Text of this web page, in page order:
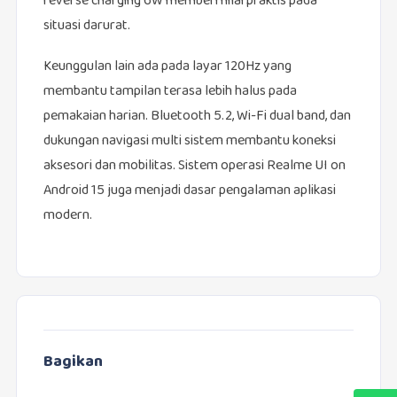
situasi darurat.
Keunggulan lain ada pada layar 120Hz yang
membantu tampilan terasa lebih halus pada
pemakaian harian. Bluetooth 5.2, Wi-Fi dual band, dan
dukungan navigasi multi sistem membantu koneksi
aksesori dan mobilitas. Sistem operasi Realme UI on
Android 15 juga menjadi dasar pengalaman aplikasi
modern.
Bagikan